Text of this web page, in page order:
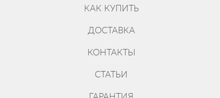
КАК КУПИТЬ
ДОСТАВКА
КОНТАКТЫ
СТАТЬИ